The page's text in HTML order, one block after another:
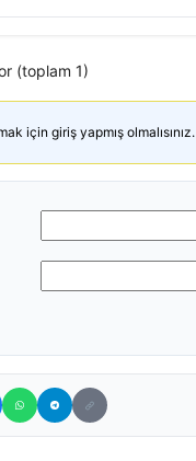
(toplam 1)
için giriş yapmış olmalısınız.